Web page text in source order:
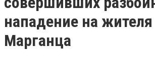
нападение на жителя
Марганца